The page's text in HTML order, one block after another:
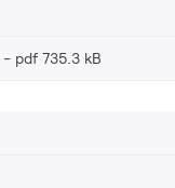
pdf 735.3 kB